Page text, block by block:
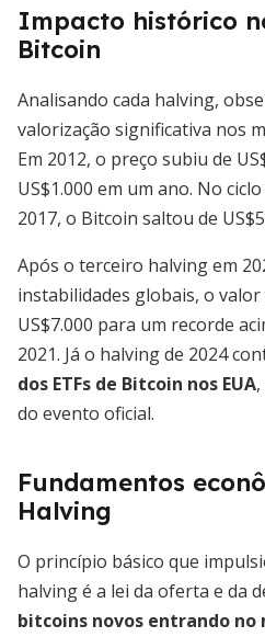
Impacto histórico
Bitcoin
Analisando cada halving,
valorização significativa nos
Em 2012, o preço subiu de
US$1.000 em um ano. No
2017, o Bitcoin saltou de
Após o terceiro halving em
instabilidades globais, o
US$7.000 para um recorde
2021. Já o halving de 2024
dos ETFs de Bitcoin nos EUA
do evento oficial.
Fundamentos
Halving
O princípio básico que
halving é a lei da oferta e da
bitcoins novos entrando no